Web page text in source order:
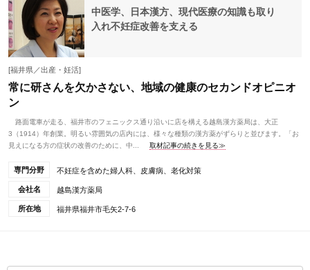
中医学、日本漢方、現代医療の知識も取り
入れ不妊症改善を支える
[福井県／出産・妊活]
常に研さんを欠かさない、地域の健康のセカンドオピニオ
ン
路面電車が走る、福井市のフェニックス通り沿いに店を構える越島漢方薬局は、大正
3（1914）年創業。明るい雰囲気の店内には、様々な種類の漢方薬がずらりと並びます。「お
見えになる方の症状の改善のために、中...
取材記事の続きを見る≫
専門分野 不妊症を含めた婦人科、皮膚病、老化対策
会社名 越島漢方薬局
所在地 福井県福井市毛矢2-7-6